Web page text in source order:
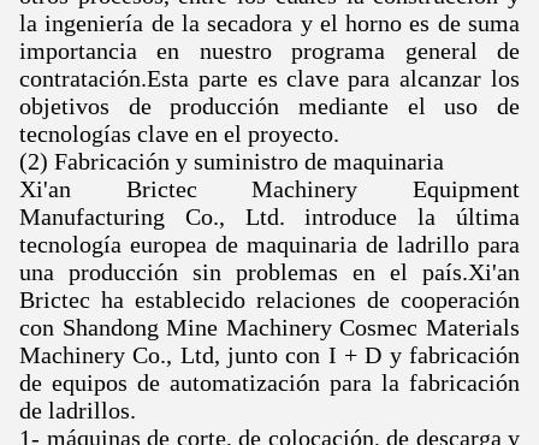
la ingeniería de la secadora y el horno es de suma
importancia en nuestro programa general de
contratación.Esta parte es clave para alcanzar los
objetivos de producción mediante el uso de
tecnologías clave en el proyecto.
(2) Fabricación y suministro de maquinaria
Xi'an Brictec Machinery Equipment
Manufacturing Co., Ltd. introduce la última
tecnología europea de maquinaria de ladrillo para
una producción sin problemas en el país.Xi'an
Brictec ha establecido relaciones de cooperación
con Shandong Mine Machinery Cosmec Materials
Machinery Co., Ltd, junto con I + D y fabricación
de equipos de automatización para la fabricación
de ladrillos.
1- máquinas de corte, de colocación, de descarga y